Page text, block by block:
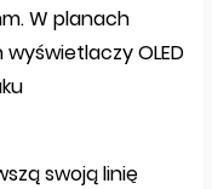
W planach
OLED
swoją linię